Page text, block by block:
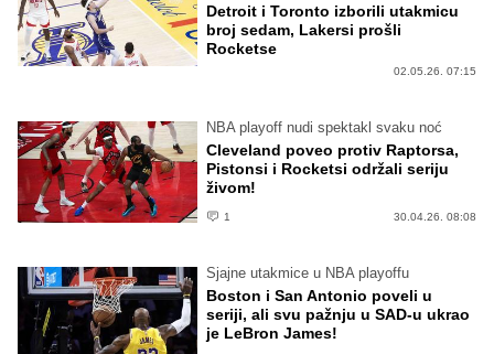
Detroit i Toronto izborili utakmicu
broj sedam, Lakersi prošli
Rocketse
02.05.26. 07:15
NBA playoff nudi spektakl svaku noć
Cleveland poveo protiv Raptorsa,
Pistonsi i Rocketsi održali seriju
živom!
1 30.04.26. 08:08
Sjajne utakmice u NBA playoffu
Boston i San Antonio poveli u
seriji, ali svu pažnju u SAD-u ukrao
je LeBron James!